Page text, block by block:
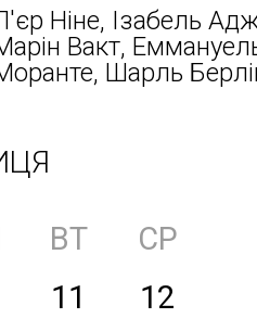
Ніне, Ізабель
Вакт,
Шарль
ВТ
СР
11 12